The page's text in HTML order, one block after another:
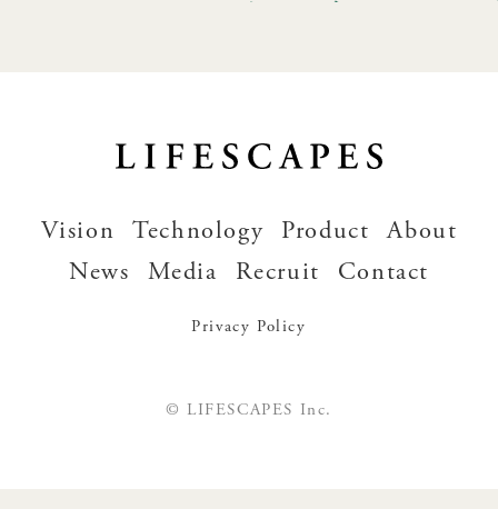
Vision Technology Product
About
News
Media Recruit Contact
Privacy Policy
© LIFESCAPES Inc.